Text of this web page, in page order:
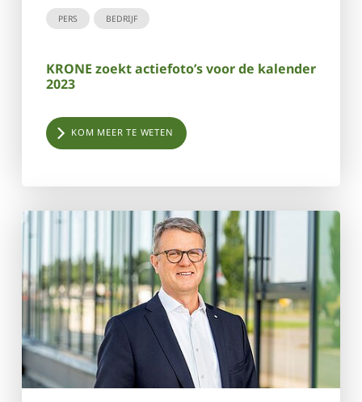
PERS BEDRIJF
KRONE zoekt actiefoto’s voor de kalender
2023
KOM MEER TE WETEN